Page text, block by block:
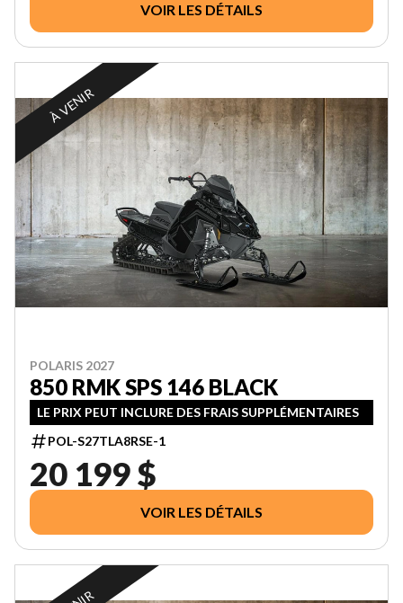
VOIR LES DÉTAILS
À VENIR
POLARIS 2027
850 RMK SPS 146 BLACK
LE PRIX PEUT INCLURE DES FRAIS SUPPLÉMENTAIRES
POL-S27TLA8RSE-1
20 199 $
VOIR LES DÉTAILS